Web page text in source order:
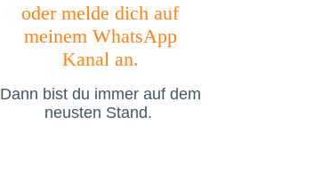
oder melde dich auf
meinem WhatsApp
Kanal an.
Dann bist du immer auf dem
neusten Stand.